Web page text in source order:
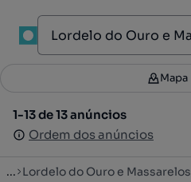
Filtros 2
1-13 de 13 anúncios
Ordem dos anúncios
Mapa
1-13 de 13 anúncios
Ordem dos anúncios
... Lordelo do Ouro e Massarelos